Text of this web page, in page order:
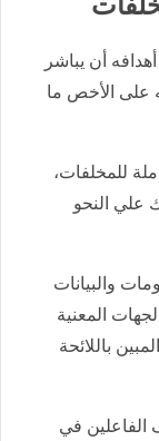
أهدافه أن يباشر
على الأخص ما
للمخلفات،
علي النحو
والبيانات
المعنية
باللائحة
الفاعلين في